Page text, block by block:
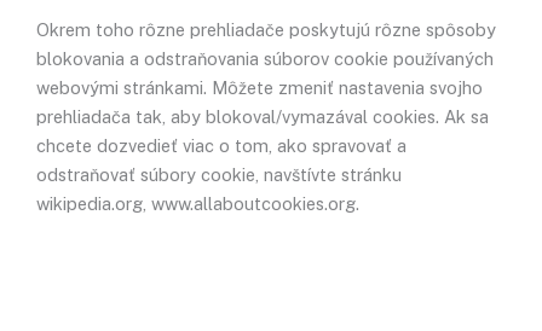
Okrem toho rôzne prehliadače poskytujú rôzne spôsoby
blokovania a odstraňovania súborov cookie používaných
webovými stránkami. Môžete zmeniť nastavenia svojho
prehliadača tak, aby blokoval/vymazával cookies. Ak sa
chcete dozvedieť viac o tom, ako spravovať a
odstraňovať súbory cookie, navštívte stránku
wikipedia.org, www.allaboutcookies.org.